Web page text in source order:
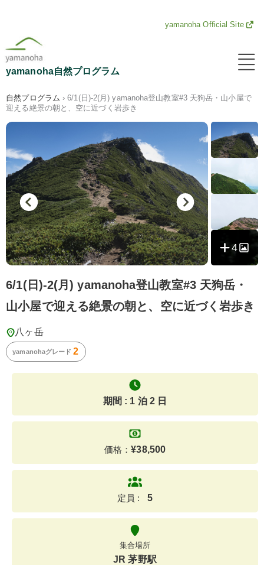
を
キ
プ
yamanoha Official Site
yamanoha自然プログラム
メ
ニ
自然プログラム › 6/1(日)-2(月) yamanoha登山教室#3 天狗岳・山小屋で
迎える絶景の朝と、空に近づく岩歩き
4
6/1(日)-2(月) yamanoha登山教室#3 天狗岳・
山小屋で迎える絶景の朝と、空に近づく岩歩き
八ヶ岳
yamanohaグレード 2
期間 : 1 泊 2 日
価格：¥38,500
定員 : 5
集合場所
JR 茅野駅